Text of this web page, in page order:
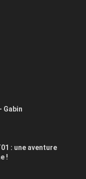
Gabin
: une aventure
!